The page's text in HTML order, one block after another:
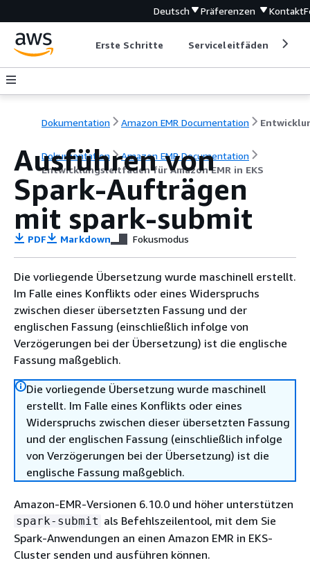
Deutsch Präferenzen Kontakt
Erste Schritte Serviceleitfäden
Dokumentation Amazon EMR Documentation
Dokumentation
Amazon EMR Documentation
Entwicklungsleitfaden für Amazon EMR in EKS
Ausführen von
Spark-Aufträgen
mit spark-submit
PDF Markdown Fokusmodus
Die vorliegende Übersetzung wurde maschinell erstellt.
Im Falle eines Konflikts oder eines Widerspruchs
zwischen dieser übersetzten Fassung und der
englischen Fassung (einschließlich infolge von
Verzögerungen bei der Übersetzung) ist die englische
Fassung maßgeblich.
Die vorliegende Übersetzung wurde maschinell
erstellt. Im Falle eines Konflikts oder eines
Widerspruchs zwischen dieser übersetzten Fassung
und der englischen Fassung (einschließlich infolge
von Verzögerungen bei der Übersetzung) ist die
englische Fassung maßgeblich.
Amazon-EMR-Versionen 6.10.0 und höher unterstützen
spark-submit als Befehlszeilentool, mit dem Sie
Spark-Anwendungen an einen Amazon EMR in EKS-
Cluster senden und ausführen können.